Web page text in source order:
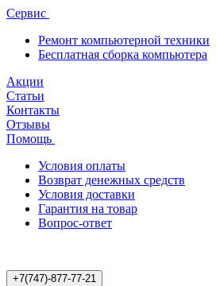
Сервис
Ремонт компьютерной техники
Бесплатная сборка компьютера
Акции
Статьи
Контакты
Отзывы
Помощь
Условия оплаты
Возврат денежных средств
Условия доставки
Гарантия на товар
Вопрос-ответ
+7(747)-877-77-21